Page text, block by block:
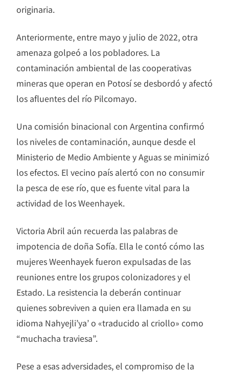
originaria.
Anteriormente, entre mayo y julio de 2022, otra
amenaza golpeó a los pobladores. La
contaminación ambiental de las cooperativas
mineras que operan en Potosí se desbordó y afectó
los afluentes del río Pilcomayo.
Una comisión binacional con Argentina confirmó
los niveles de contaminación, aunque desde el
Ministerio de Medio Ambiente y Aguas se minimizó
los efectos. El vecino país alertó con no consumir
la pesca de ese río, que es fuente vital para la
actividad de los Weenhayek.
Victoria Abril aún recuerda las palabras de
impotencia de doña Sofía. Ella le contó cómo las
mujeres Weenhayek fueron expulsadas de las
reuniones entre los grupos colonizadores y el
Estado. La resistencia la deberán continuar
quienes sobreviven a quien era llamada en su
idioma Nahyejli’ya’ o «traducido al criollo» como
“muchacha traviesa”.
Pese a esas adversidades, el compromiso de la